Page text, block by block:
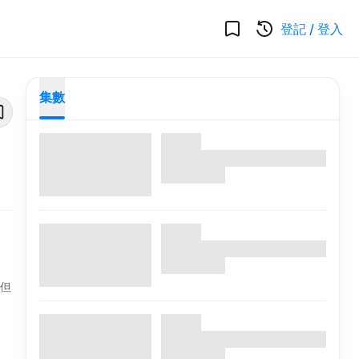
登記 / 登入
集數